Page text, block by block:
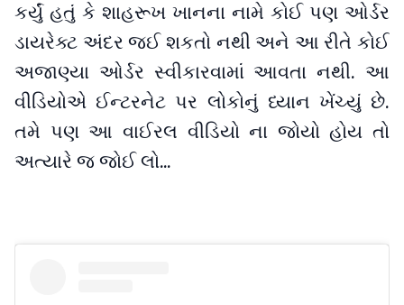
કર્યું હતું કે શાહરૂખ ખાનના નામે કોઈ પણ ઓર્ડર
ડાયરેક્ટ અંદર જઈ શકતો નથી અને આ રીતે કોઈ
અજાણ્યા ઓર્ડર સ્વીકારવામાં આવતા નથી. આ
વીડિયોએ ઈન્ટરનેટ પર લોકોનું ધ્યાન ખેંચ્યું છે.
તમે પણ આ વાઈરલ વીડિયો ના જોયો હોય તો
અત્યારે જ જોઈ લો...